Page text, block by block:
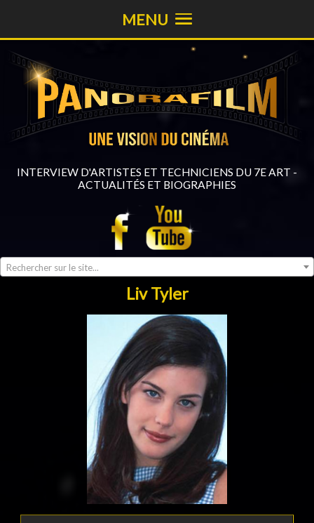
INTERVIEW D'ARTISTES ET TECHNICIENS DU 7E ART -
ACTUALITÉS ET BIOGRAPHIES
Rechercher sur le site...
MENU
Liv Tyler